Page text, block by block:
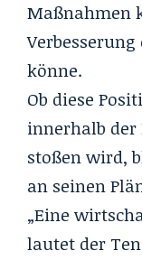
Maßnahmen
könne.
Ob diese
innerhalb
stoßen wird,
an seinen
„Eine
lautet der